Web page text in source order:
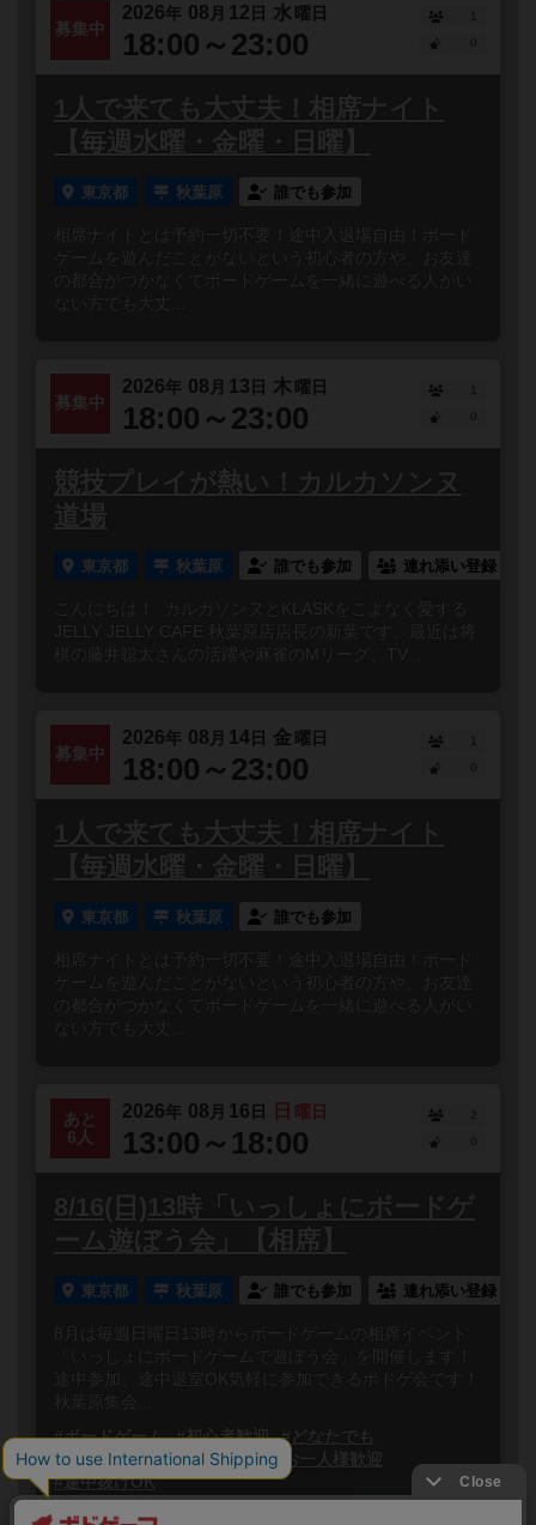
募集中
2026年 08 月 12 日 水 曜日
18:00～23:00
1
1人で来ても大丈夫！相席ナイト
【毎週水曜・金曜・日曜】
東京都 秋葉原 誰でも参加
相席ナイトとは予約一切不要！途中入退場自由！ボード
ゲームを遊んだことがないという初心者の方や、お友達
の都合がつかなくてボードゲームを一緒に遊べる人がい
ない方でも大丈...
募集中
2026年 08 月 13 日 木曜日
18:00～23:00
1
競技プレイが熱い！カルカソンヌ
道場
東京都 秋葉原 誰でも参加 連れ添い登録
こんにちは！ カルカソンヌとKLASKをこよなく愛する
JELLY JELLY CAFE 秋葉原店店長の新葉です。最近は将
棋の藤井聡太さんの活躍や麻雀のMリーグ、TV...
募集中
2026年 08 月 14 日 金曜日
18:00～23:00
1
1人で来ても大丈夫！相席ナイト
【毎週水曜・金曜・日曜】
東京都 秋葉原 誰でも参加
相席ナイトとは予約一切不要！途中入退場自由！ボード
ゲームを遊んだことがないという初心者の方や、お友達
の都合がつかなくてボードゲームを一緒に遊べる人がい
ない方でも大丈...
あと
6人
2026年 08 月 16 日 日 曜日
13:00～18:00
2
8/16(日)13時「いっしょにボードゲ
ーム遊ぼう会」【相席】
東京都 秋葉原 誰でも参加 連れ添い登録
8月は毎週日曜日13時からボードゲームの相席イベント
「いっしょにボードゲームで遊ぼう会」を開催します！
途中参加、途中退室OK気軽に参加できるボドゲ会です！
秋葉原集会...
#ボードゲーム
#初心者歓迎
#どなたでも
#初参加歓迎
#途中参加OK
#お一人様歓迎
#途中抜けOK
閉じる